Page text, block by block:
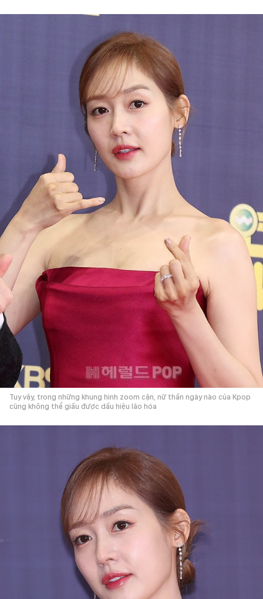
Tuy vậy, trong những khung hình zoom cận, nữ thần ngày nào của Kpop
cũng không thể giấu được dấu hiệu lão hóa